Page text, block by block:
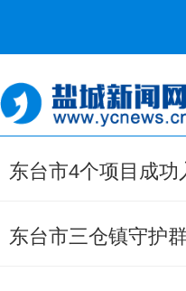
东台市4个项目成功
东台市三仓镇守护